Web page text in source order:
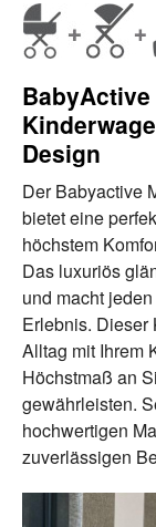
Design
Der Babyactive
bietet eine
höchstem
Das luxuriös
und macht
Erlebnis. Dieser
Alltag mit Ihrem
Höchstmaß an
gewährleisten.
hochwertigen
zuverlässigen